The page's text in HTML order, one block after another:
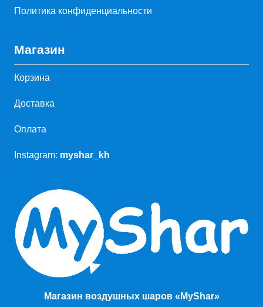
Политика конфиденциальности
Магазин
Корзина
Доставка
Оплата
Instagram: myshar_kh
Магазин воздушных шаров «MyShar»